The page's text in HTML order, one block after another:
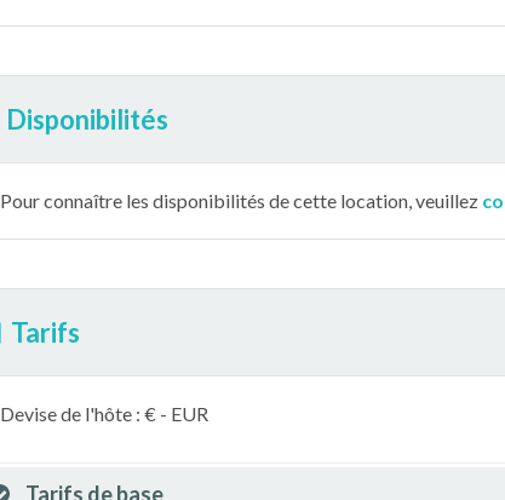
Disponibilités
Pour connaître les disponibilités de cette location, veuillez
Tarifs
Devise de l'hôte : € - EUR
Tarifs de base